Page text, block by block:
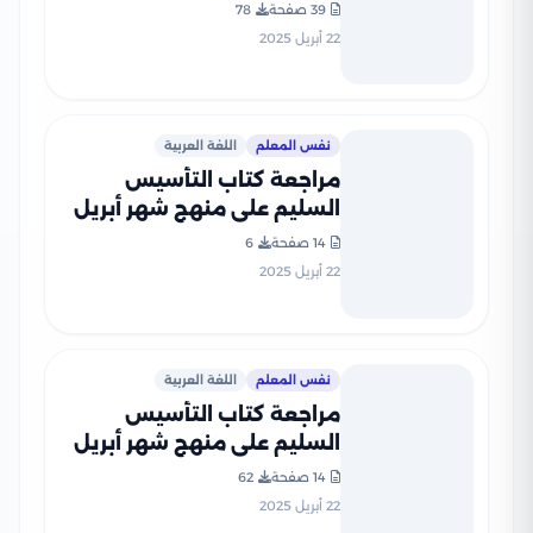
بصيغة PDF
39 صفحة
78
22 أبريل 2025
نفس المعلم اللغة العربية
مراجعة كتاب التأسيس
السليم على منهج شهر أبريل
في مادة اللغة العربية لرابعة
14 صفحة
6
22 أبريل 2025
نفس المعلم اللغة العربية
مراجعة كتاب التأسيس
السليم على منهج شهر أبريل
في مادة العربي رابعة ابتدائي
2025 بصيغة PDF
14 صفحة
62
22 أبريل 2025